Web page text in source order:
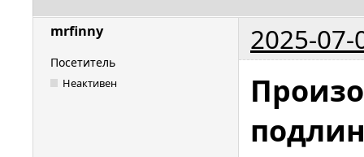
mrfinny 2025-07-
Посетитель
Неактивен